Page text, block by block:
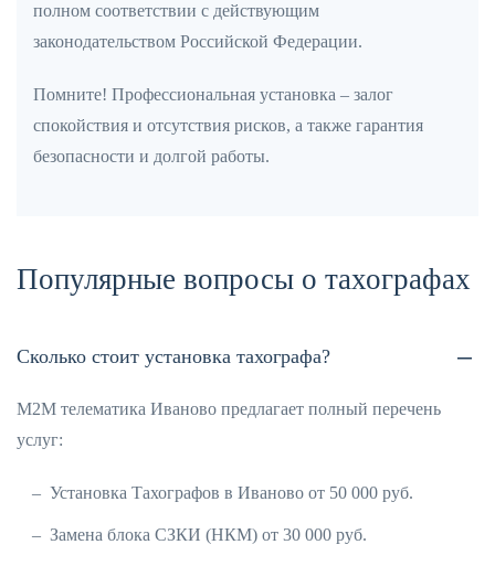
полном соответствии с действующим
законодательством Российской Федерации.
Помните! Профессиональная установка – залог
спокойствия и отсутствия рисков, а также гарантия
безопасности и долгой работы.
Популярные вопросы о тахографах
Сколько стоит установка тахографа?
М2М телематика Иваново предлагает полный перечень
услуг:
Установка Тахографов в Иваново от 50 000 руб.
Замена блока СЗКИ (НКМ) от 30 000 руб.